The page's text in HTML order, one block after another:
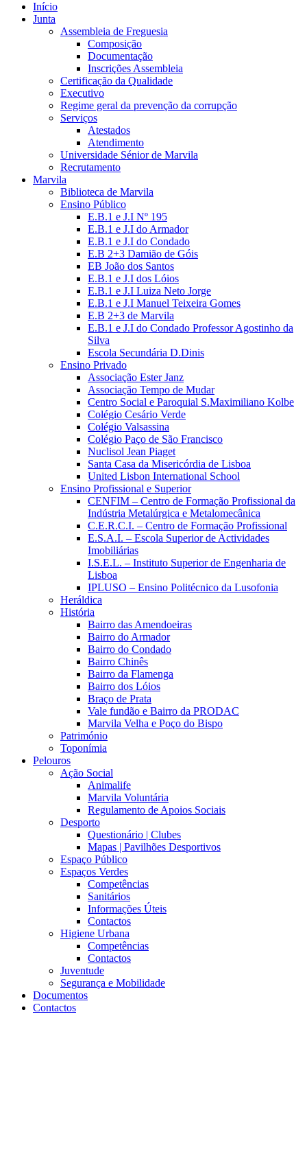
Início
Junta
Assembleia de Freguesia
Composição
Documentação
Inscrições Assembleia
Certificação da Qualidade
Executivo
Regime geral da prevenção da corrupção
Serviços
Atestados
Atendimento
Universidade Sénior de Marvila
Recrutamento
Marvila
Biblioteca de Marvila
Ensino Público
E.B.1 e J.I Nº 195
E.B.1 e J.I do Armador
E.B.1 e J.I do Condado
E.B 2+3 Damião de Góis
EB João dos Santos
E.B.1 e J.I dos Lóios
E.B.1 e J.I Luiza Neto Jorge
E.B.1 e J.I Manuel Teixeira Gomes
E.B 2+3 de Marvila
E.B.1 e J.I do Condado Professor Agostinho da
Silva
Escola Secundária D.Dinis
Ensino Privado
Associação Ester Janz
Associação Tempo de Mudar
Centro Social e Paroquial S.Maximiliano Kolbe
Colégio Cesário Verde
Colégio Valsassina
Colégio Paço de São Francisco
Nuclisol Jean Piaget
Santa Casa da Misericórdia de Lisboa
United Lisbon International School
Ensino Profissional e Superior
CENFIM – Centro de Formação Profissional da
Indústria Metalúrgica e Metalomecânica
C.E.R.C.I. – Centro de Formação Profissional
E.S.A.I. – Escola Superior de Actividades
Imobiliárias
I.S.E.L. – Instituto Superior de Engenharia de
Lisboa
IPLUSO – Ensino Politécnico da Lusofonia
Heráldica
História
Bairro das Amendoeiras
Bairro do Armador
Bairro do Condado
Bairro Chinês
Bairro da Flamenga
Bairro dos Lóios
Braço de Prata
Vale fundão e Bairro da PRODAC
Marvila Velha e Poço do Bispo
Património
Toponímia
Pelouros
Ação Social
Animalife
Marvila Voluntária
Regulamento de Apoios Sociais
Desporto
Questionário | Clubes
Mapas | Pavilhões Desportivos
Espaço Público
Espaços Verdes
Competências
Sanitários
Informações Úteis
Contactos
Higiene Urbana
Competências
Contactos
Juventude
Segurança e Mobilidade
Documentos
Contactos